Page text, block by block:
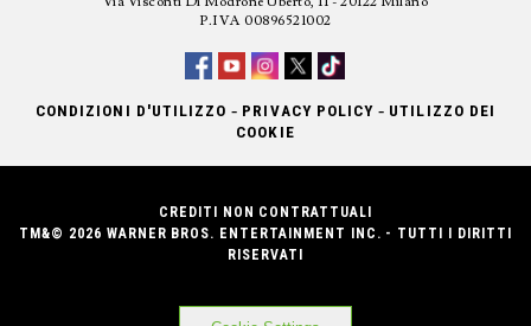
P.IVA 00896521002
CONDIZIONI D'UTILIZZO - PRIVACY POLICY - UTILIZZO DEI
COOKIE
CREDITI NON CONTRATTUALI
TM&© 2026 WARNER BROS. ENTERTAINMENT INC. - TUTTI I DIRITTI
RISERVATI